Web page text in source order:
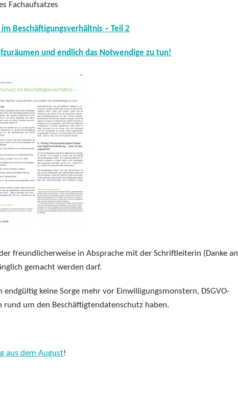
Fachaufsatzes
Beschäftigungsverhältnis – Teil 2
und endlich das Notwendige zu tun!
freundlicherweise in Absprache mit der Schriftleiterin (Danke an
gemacht werden darf.
keine Sorge mehr vor Einwilligungsmonstern, DSGVO-
um den Beschäftigtendatenschutz haben.
aus dem August!